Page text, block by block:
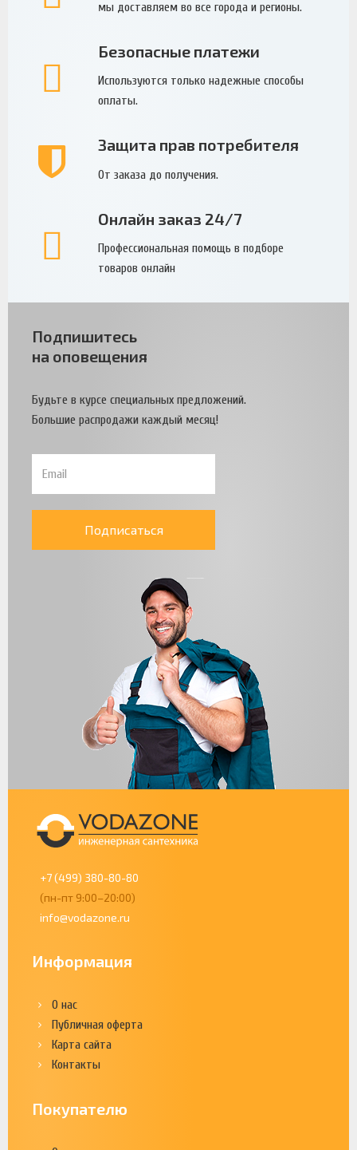
мы доставляем во все города и регионы.
Безопасные платежи
Используются только надежные способы
оплаты.
Защита прав потребителя
От заказа до получения.
Онлайн заказ 24/7
Профессиональная помощь в подборе
товаров онлайн
Подпишитесь
на оповещения
Будьте в курсе специальных предложений.
Большие распродажи каждый месяц!
Подписаться
+7 (499) 380-80-80
(пн-пт 9:00–20:00)
info@vodazone.ru
Информация
О нас
Публичная оферта
Карта сайта
Контакты
Покупателю